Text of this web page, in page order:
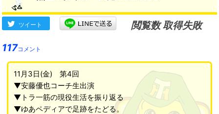
ツイート
閲覧数 取得失敗
117コメント
11月3日(金) 第4回
▼安藤優也コーチ生出演
▼トラ一筋の現役生活を振り返る
▼ゆあペディアで足跡をたどる。